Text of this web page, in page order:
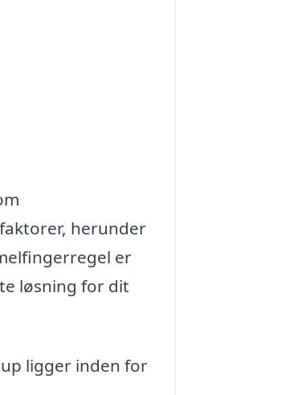
herunder
er
løsning for dit
ligger inden for